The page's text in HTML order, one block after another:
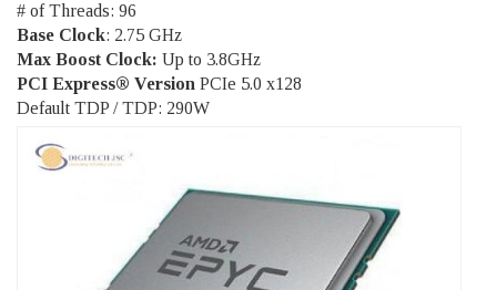
# of Threads: 96
Base Clock: 2.75 GHz
Max Boost Clock: Up to 3.8GHz
PCI Express® Version PCIe 5.0 x128
Default TDP / TDP: 290W